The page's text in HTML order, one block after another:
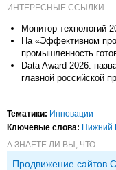
ИНТЕРЕСНЫЕ ССЫЛКИ
Монитор технологий
На «Эффективном
промышленность
Data Award 2026:
главной российской
Тематики: Инновации
Ключевые слова: Нижний
А ЗНАЕТЕ ЛИ ВЫ, ЧТО:
Продвижение сайтов